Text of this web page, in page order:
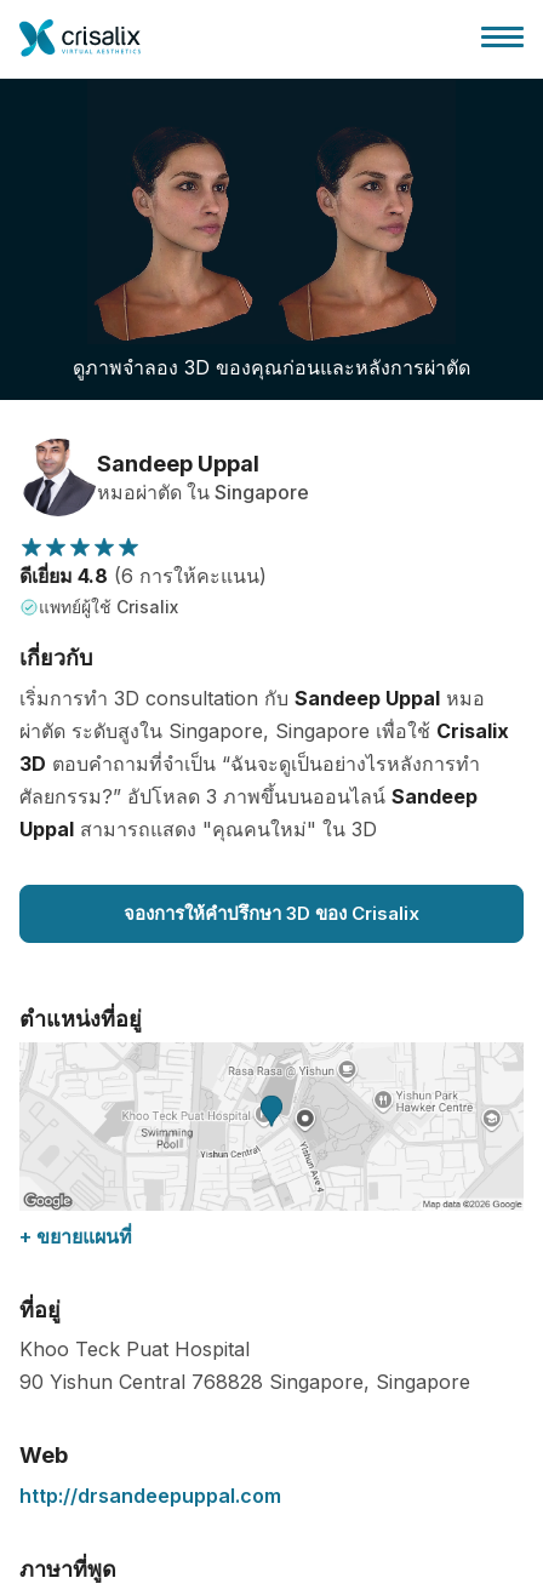
บ้านของหมอผ่าตัด
แพลตฟอร์มธุรกิจ 3D
แผน
ความคิดเห็นของคนไข้
ดูภาพจำลอง 3D ของคุณก่อนและหลังการผ่าตัด
Sandeep Uppal
หมอผ่าตัด ใน Singapore
ดีเยี่ยม 4.8 (6 การให้คะแนน)
แพทย์ผู้ใช้ Crisalix
เกี่ยวกับ
เริ่มการทำ 3D consultation กับ Sandeep Uppal หมอ
ผ่าตัด ระดับสูงใน Singapore, Singapore เพื่อใช้ Crisalix
3D ตอบคำถามที่จำเป็น “ฉันจะดูเป็นอย่างไรหลังการทำ
ศัลยกรรม?” อัปโหลด 3 ภาพขึ้นบนออนไลน์ Sandeep
Uppal สามารถแสดง "คุณคนใหม่" ใน 3D
จองการให้คำปรึกษา 3D ของ Crisalix
ตำแหน่งที่อยู่
+ ขยายแผนที่
ที่อยู่
Khoo Teck Puat Hospital
90 Yishun Central 768828 Singapore, Singapore
Web
http://drsandeepuppal.com
ภาษาที่พูด